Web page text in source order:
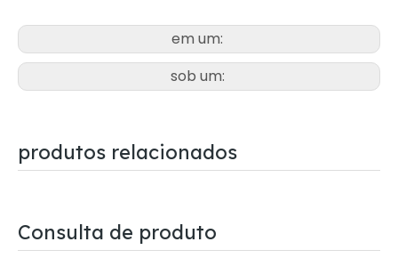
em um:
sob um:
produtos relacionados
Consulta de produto